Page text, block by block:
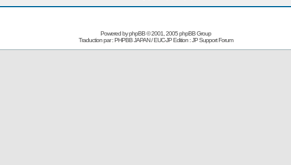
Powered byphpBB© 2001, 2005 phpBB Group
Traduction par : PHPBB JAPAN / EUC-JP Edition :JP Support Forum